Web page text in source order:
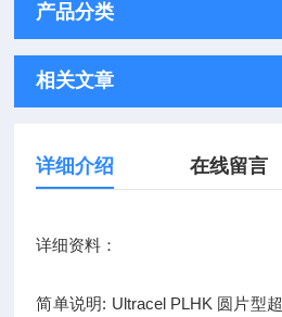
产品分类
相关文章
详细介绍 在线留言
详细资料：
简单说明: Ultracel PLHK 圆片型